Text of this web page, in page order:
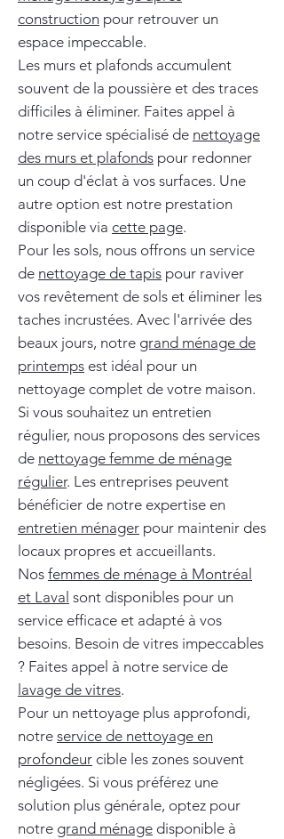
construction pour retrouver un
espace impeccable.
Les murs et plafonds accumulent
souvent de la poussière et des traces
difficiles à éliminer. Faites appel à
notre service spécialisé de nettoyage
des murs et plafonds pour redonner
un coup d'éclat à vos surfaces. Une
autre option est notre prestation
disponible via cette page.
Pour les sols, nous offrons un service
de nettoyage de tapis pour raviver
vos revêtement de sols et éliminer les
taches incrustées. Avec l'arrivée des
beaux jours, notre grand ménage de
printemps est idéal pour un
nettoyage complet de votre maison.
Si vous souhaitez un entretien
régulier, nous proposons des services
de nettoyage femme de ménage
régulier. Les entreprises peuvent
bénéficier de notre expertise en
entretien ménager pour maintenir des
locaux propres et accueillants.
Nos femmes de ménage à Montréal
et Laval sont disponibles pour un
service efficace et adapté à vos
besoins. Besoin de vitres impeccables
? Faites appel à notre service de
lavage de vitres.
Pour un nettoyage plus approfondi,
notre service de nettoyage en
profondeur cible les zones souvent
négligées. Si vous préférez une
solution plus générale, optez pour
notre grand ménage disponible à